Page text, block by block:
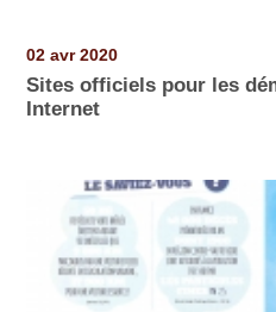
02 avr 2020
Sites officiels pour les
Internet